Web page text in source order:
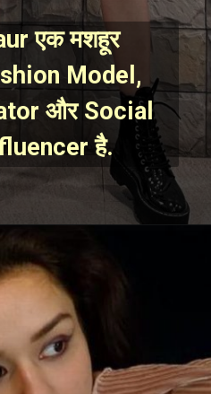
एक मशहूर
Model,
और Social
है.